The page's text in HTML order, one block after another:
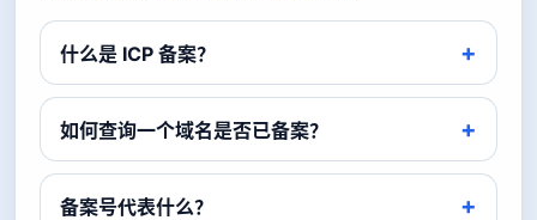
什么是 ICP 备案？
如何查询一个域名是否已备案？
备案号代表什么？